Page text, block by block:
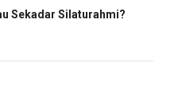
Sekadar Silaturahmi?